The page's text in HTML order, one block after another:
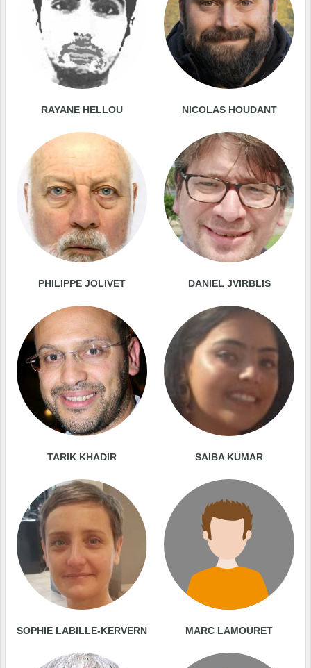
RAYANE HELLOU NICOLAS HOUDANT
PHILIPPE JOLIVET DANIEL JVIRBLIS
TARIK KHADIR SAIBA KUMAR
SOPHIE LABILLE-KERVERN MARC LAMOURET